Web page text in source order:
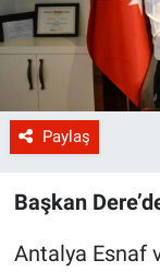
Paylaş
Başkan
Antalya Esnaf